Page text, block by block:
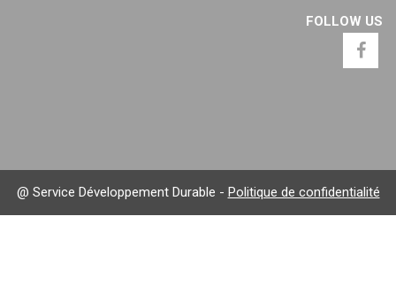
FOLLOW US
@ Service Développement Durable - Politique de confidentialité